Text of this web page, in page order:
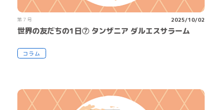
第７号 2025/10/02
世界の友だちの1日⑦ タンザニア ダルエスサラーム
コラム